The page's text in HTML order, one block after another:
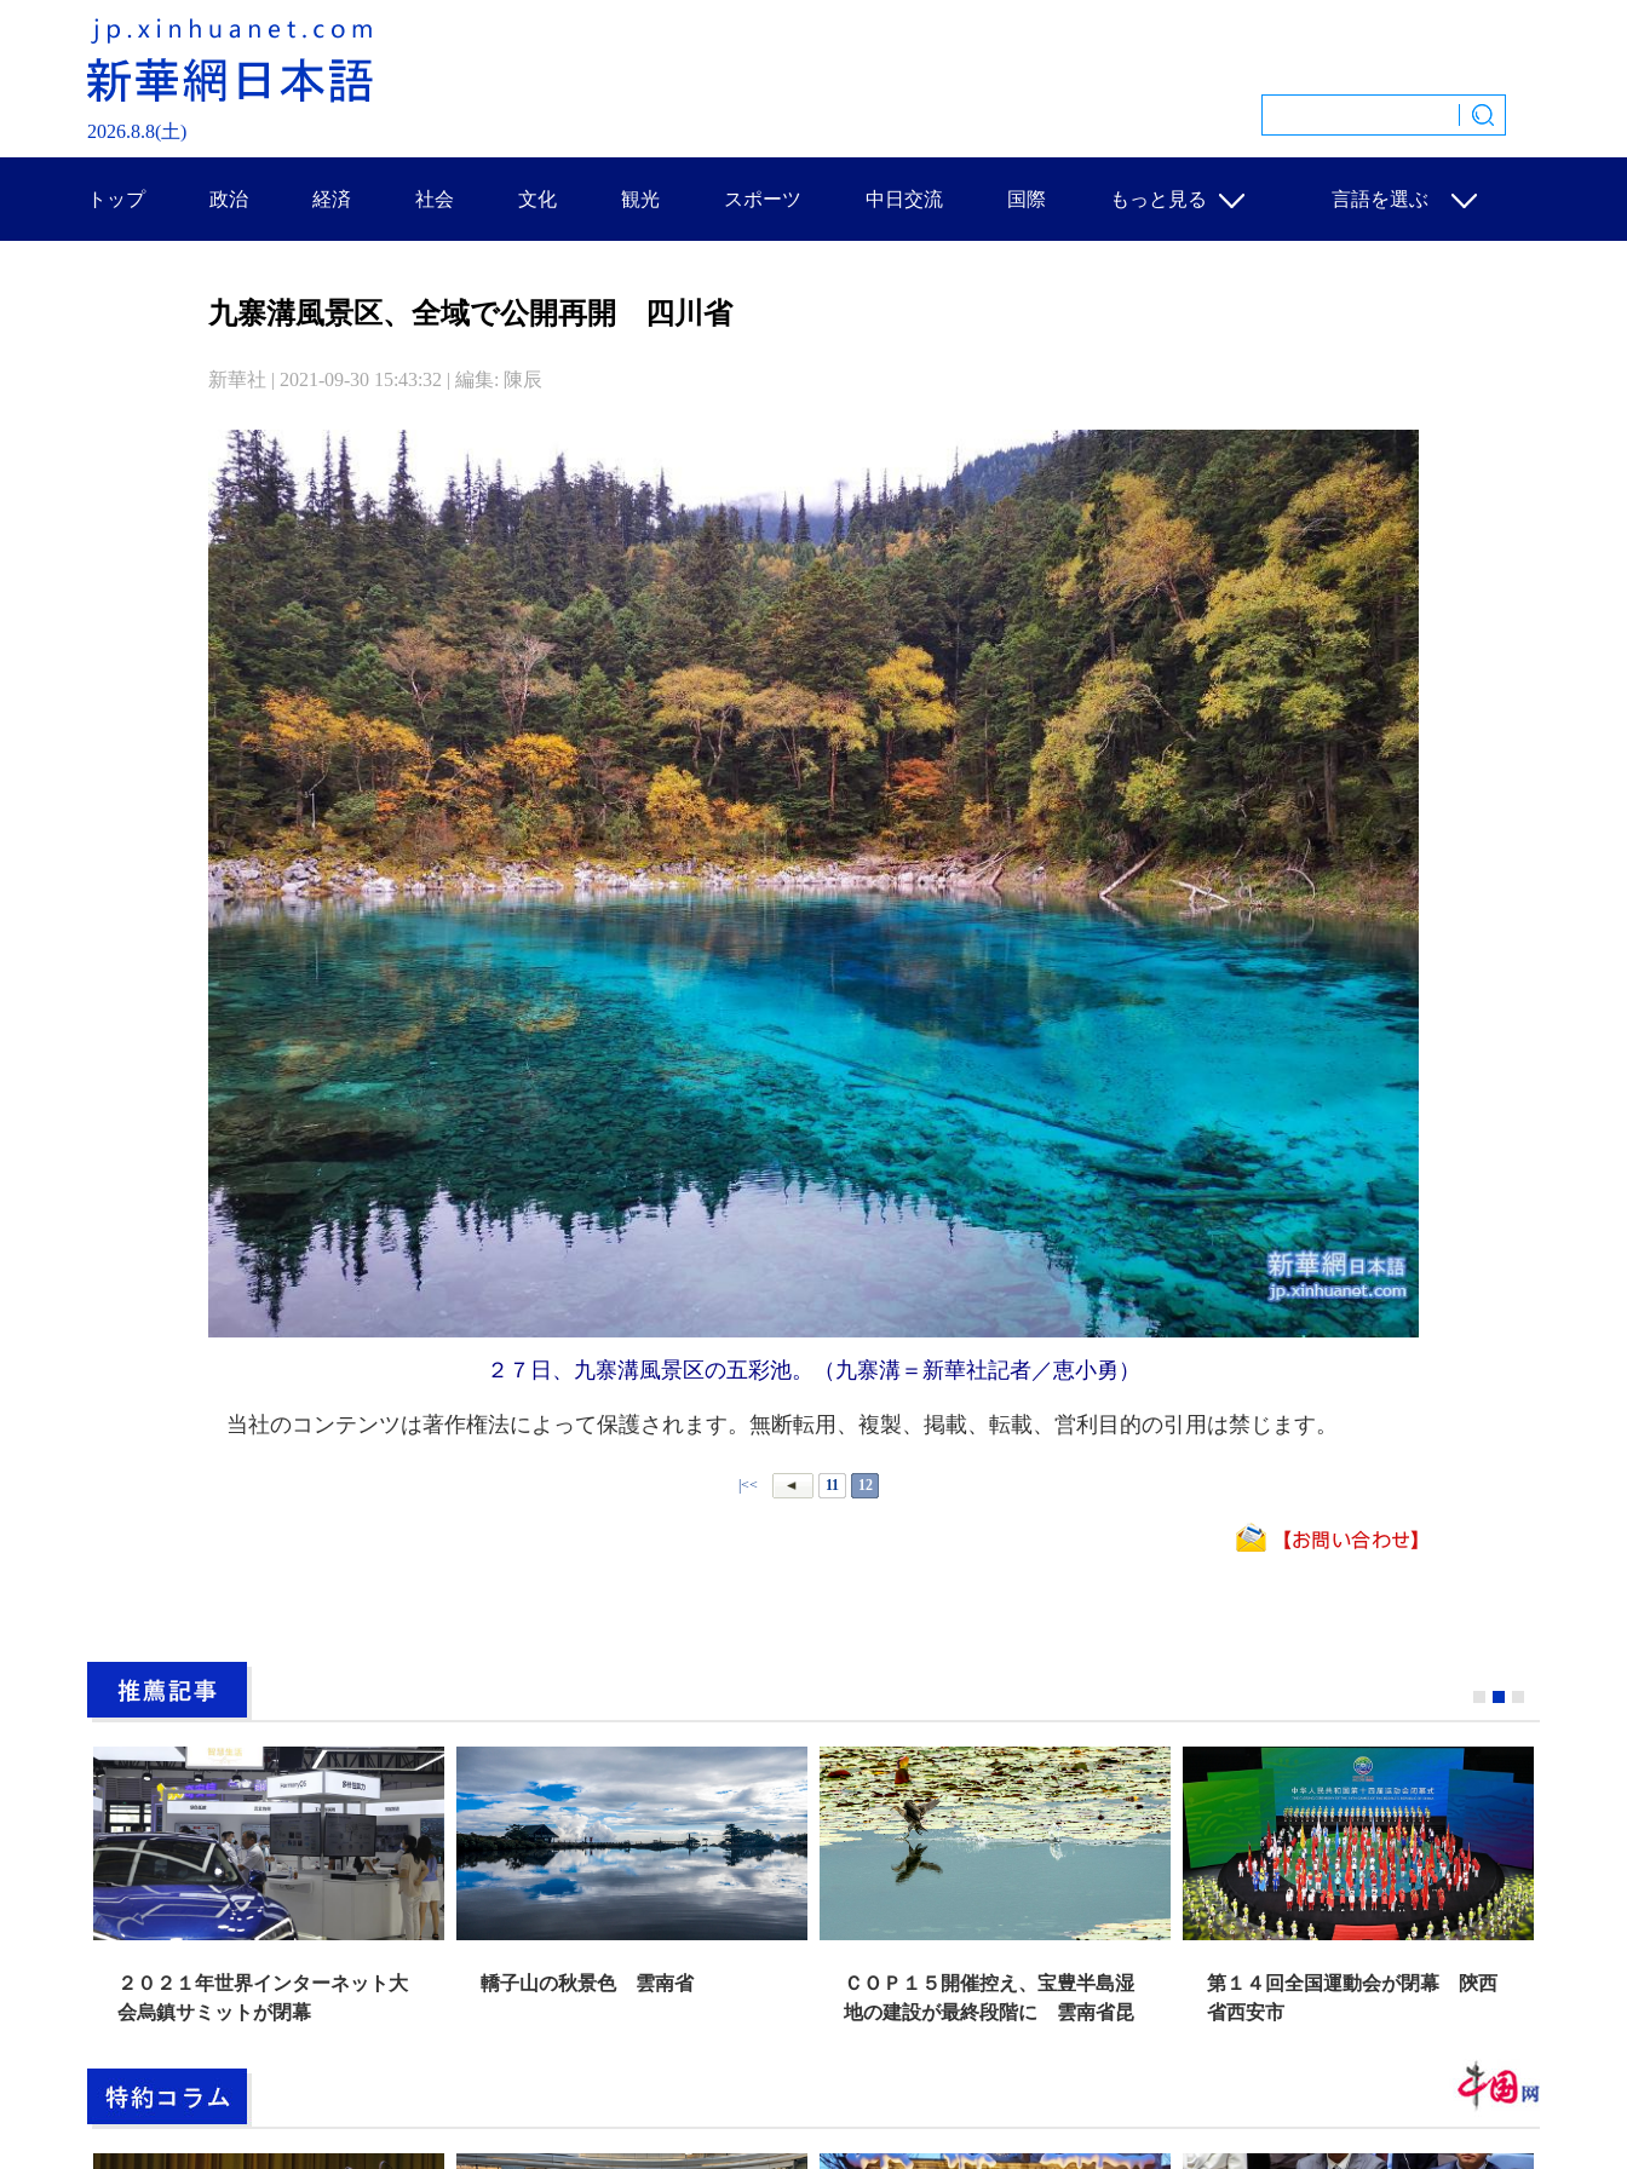
2026.8.8(土)
トップ 政治 経済 社会 文化 観光 スポーツ 中日交流 国際 もっと見る 言語を選ぶ
عربى
日本語
한국어
Deutsch
Português
九寨溝風景区、全域で公開再開 四川省
新華社 | 2021-09-30 15:43:32 | 編集: 陳辰
２７日、九寨溝風景区の五彩池。（九寨溝＝新華社記者／恵小勇）
当社のコンテンツは著作権法によって保護されます。無断転用、複製、掲載、転載、営利目的の引用は禁じます。
|<< 11 12
１年世界インターネット大
サミットが閉幕
轎子山の秋景色 雲南省
ＣＯＰ１５開催控え、宝豊半島湿
地の建設が最終段階に 雲南省昆
第１４回全国運動会が閉幕 陝西
省西安市
中国、「吉林１号高分０